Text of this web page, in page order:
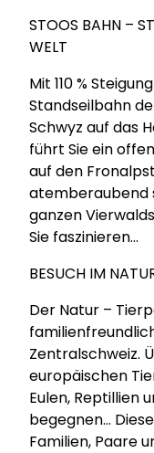
STOOS BAHN –
WELT
Mit 110 %
Standseilbahn
Schwyz auf das
führt Sie ein
auf den
atemberaubend
ganzen
Sie faszinieren…
BESUCH IM
Der Natur –
Zentralschweiz.
europäischen
Eulen, Reptillien
begegnen…
Familien, Paare